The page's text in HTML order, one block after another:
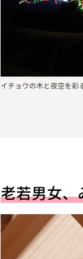
イチョウの木と夜空を彩
老若男女